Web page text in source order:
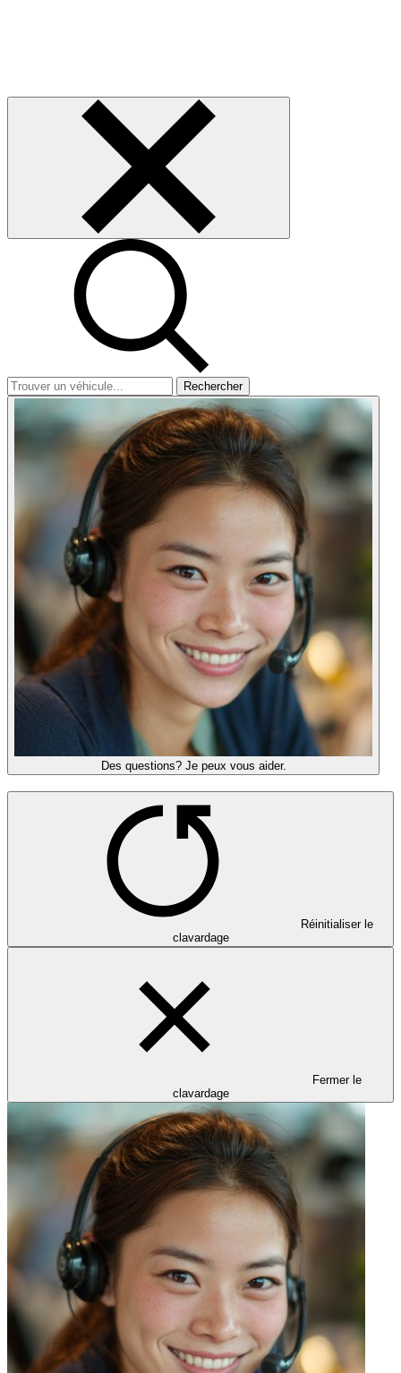
Rechercher
Des questions? Je peux vous aider.
Réinitialiser le
clavardage
Fermer le
clavardage